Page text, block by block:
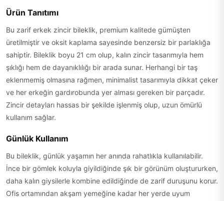
Ürün Tanıtımı
Bu zarif erkek zincir bileklik, premium kalitede gümüşten
üretilmiştir ve oksit kaplama sayesinde benzersiz bir parlaklığa
sahiptir. Bileklik boyu 21 cm olup, kalın zincir tasarımıyla hem
şıklığı hem de dayanıklılığı bir arada sunar. Herhangi bir taş
eklenmemiş olmasına rağmen, minimalist tasarımıyla dikkat çeker
ve her erkeğin gardırobunda yer alması gereken bir parçadır.
Zincir detayları hassas bir şekilde işlenmiş olup, uzun ömürlü
kullanım sağlar.
Günlük Kullanım
Bu bileklik, günlük yaşamın her anında rahatlıkla kullanılabilir.
İnce bir gömlek koluyla giyildiğinde şık bir görünüm oluştururken,
daha kalın giysilerle kombine edildiğinde de zarif duruşunu korur.
Ofis ortamından akşam yemeğine kadar her yerde uyum